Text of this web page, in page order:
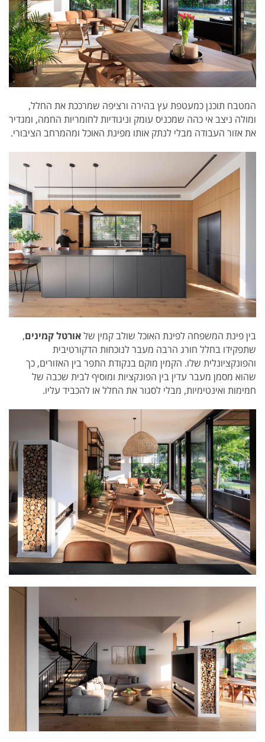
המטבח תוכנן כמעטפת עץ בהירה ורציפה שמרככת את החלל,
ומולה ניצב אי כהה שמכניס עומק וניגודיות לחומריות החמה, ומגדיר
את אזור העבודה מבלי לנתק אותו מפינת האוכל ומהמרחב הציבורי.
בין פינת המשפחה לפינת האוכל שולב קמין שלאורטל קמינים,
שתפקידו בחלל חורג הרבה מעבר לנוכחות הדקורטיבית
והפונקציונלית שלו. הקמין מוקם בנקודת התפר בין האזורים, כך
שהוא מסמן מעבר עדין בין הפונקציות ומוסיף לבית שכבה של
חמימות ואינטימיות, מבלי לסגור את החלל או להכביד עליו.